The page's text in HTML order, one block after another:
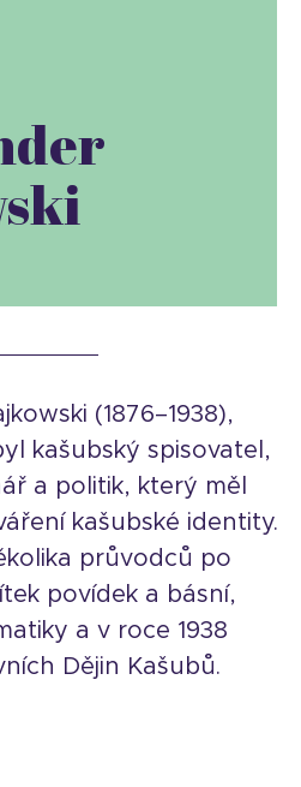
(1876–1938),
kašubský spisovatel,
a politik, který měl
kašubské identity.
průvodců po
povídek a básní,
a v roce 1938
Dějin Kašubů.